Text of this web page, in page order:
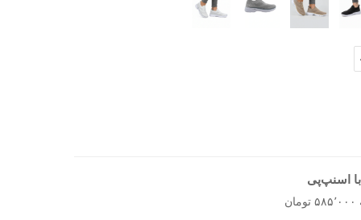
شما می‌دهد. طراحی قالب استاندارد این مدل باعث می‌شود
طولانی‌مدت هیچ‌گونه خستگی یا ناراحتی ایجاد نکند.
اسنپ‌پی